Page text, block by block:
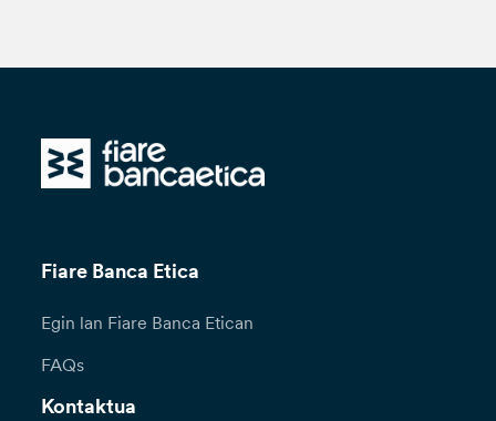
Fiare Banca Etica
Egin lan Fiare Banca Etican
FAQs
Kontaktua